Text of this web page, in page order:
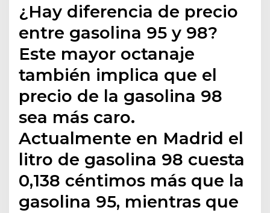
¿Hay diferencia de precio
entre gasolina 95 y 98?
Este mayor octanaje
también implica que el
precio de la gasolina 98
sea más caro.
Actualmente en Madrid el
litro de gasolina 98 cuesta
0,138 céntimos más que la
gasolina 95, mientras que